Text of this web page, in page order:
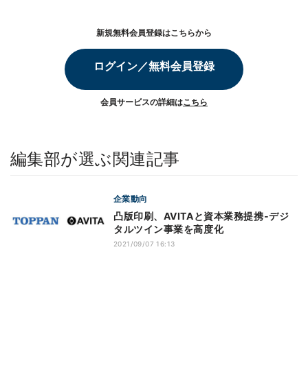
新規無料会員登録はこちらから
ログイン／無料会員登録
会員サービスの詳細はこちら
編集部が選ぶ関連記事
企業動向
凸版印刷、AVITAと資本業務提携‐デジ
タルツイン事業を高度化
2021/09/07 16:13